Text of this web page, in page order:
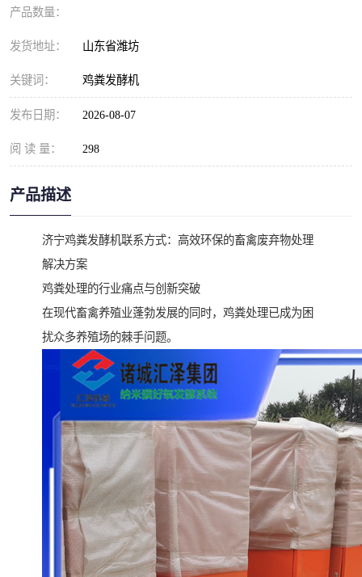
产品数量：
发货地址： 山东省潍坊
关键词： 鸡粪发酵机
发布日期： 2026-08-07
阅 读 量： 298
产品描述
济宁鸡粪发酵机联系方式：高效环保的畜禽废弃物处理
解决方案
鸡粪处理的行业痛点与创新突破
在现代畜禽养殖业蓬勃发展的同时，鸡粪处理已成为困
扰众多养殖场的棘手问题。